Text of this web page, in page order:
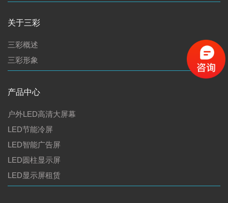
关于三彩
三彩概述
三彩形象
产品中心
户外LED高清大屏幕
LED节能冷屏
LED智能广告屏
LED圆柱显示屏
LED显示屏租赁